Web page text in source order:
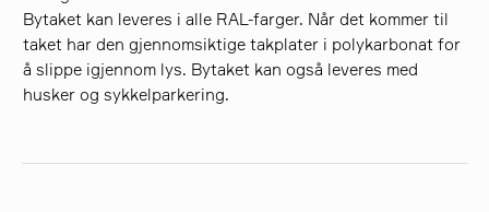
Bytaket kan leveres i alle RAL-farger. Når det kommer til
taket har den gjennomsiktige takplater i polykarbonat for
å slippe igjennom lys. Bytaket kan også leveres med
husker og sykkelparkering.